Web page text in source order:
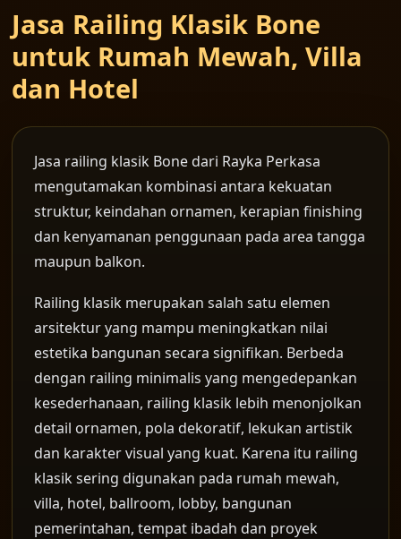
Jasa Railing Klasik Bone
untuk Rumah Mewah, Villa
dan Hotel
Jasa railing klasik Bone dari Rayka Perkasa
mengutamakan kombinasi antara kekuatan
struktur, keindahan ornamen, kerapian finishing
dan kenyamanan penggunaan pada area tangga
maupun balkon.
Railing klasik merupakan salah satu elemen
arsitektur yang mampu meningkatkan nilai
estetika bangunan secara signifikan. Berbeda
dengan railing minimalis yang mengedepankan
kesederhanaan, railing klasik lebih menonjolkan
detail ornamen, pola dekoratif, lekukan artistik
dan karakter visual yang kuat. Karena itu railing
klasik sering digunakan pada rumah mewah,
villa, hotel, ballroom, lobby, bangunan
pemerintahan, tempat ibadah dan proyek